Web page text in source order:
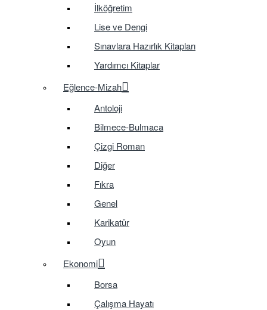
İlköğretim
Lise ve Dengi
Sınavlara Hazırlık Kitapları
Yardımcı Kitaplar
Eğlence-Mizah
Antoloji
Bilmece-Bulmaca
Çizgi Roman
Diğer
Fıkra
Genel
Karikatür
Oyun
Ekonomi
Borsa
Çalışma Hayatı